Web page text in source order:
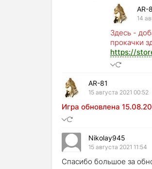
AR-
14
Здесь -
прокачки
https://
AR-81
15 августа 2021 00:52
Игра обновлена
Nikolay945
15 августа 2021 11:54
Спасибо большое за